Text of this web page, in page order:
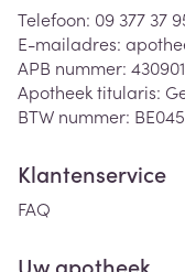
Telefoon: 09 377 37
E-mailadres:
APB nummer: 430901
Apotheek titularis:
BTW nummer:
Klantenservice
FAQ
Uw apotheek